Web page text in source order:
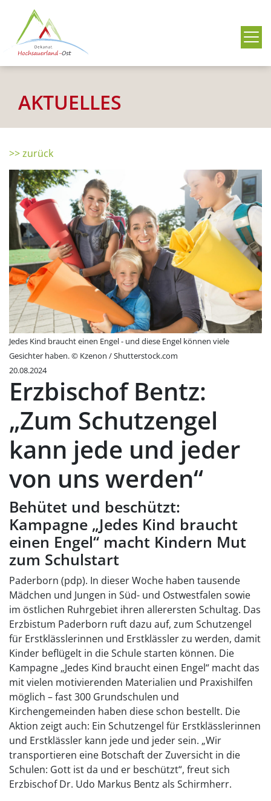
AKTUELLES
>> zurück
Jedes Kind braucht einen Engel - und diese Engel können viele
Gesichter haben. © Kzenon / Shutterstock.com
20.08.2024
Erzbischof Bentz:
„Zum Schutzengel
kann jede und jeder
von uns werden“
Behütet und beschützt:
Kampagne „Jedes Kind braucht
einen Engel“ macht Kindern Mut
zum Schulstart
Paderborn (pdp). In dieser Woche haben tausende
Mädchen und Jungen in Süd- und Ostwestfalen sowie
im östlichen Ruhrgebiet ihren allerersten Schultag. Das
Erzbistum Paderborn ruft dazu auf, zum Schutzengel
für Erstklässlerinnen und Erstklässler zu werden, damit
Kinder beflügelt in die Schule starten können. Die
Kampagne „Jedes Kind braucht einen Engel“ macht das
mit vielen motivierenden Materialien und Praxishilfen
möglich – fast 300 Grundschulen und
Kirchengemeinden haben diese schon bestellt. Die
Aktion zeigt auch: Ein Schutzengel für Erstklässlerinnen
und Erstklässler kann jede und jeder sein. „Wir
transportieren eine Botschaft der Zuversicht in die
Schulen: Gott ist da und er beschützt“, freut sich
Erzbischof Dr. Udo Markus Bentz als Schirmherr.